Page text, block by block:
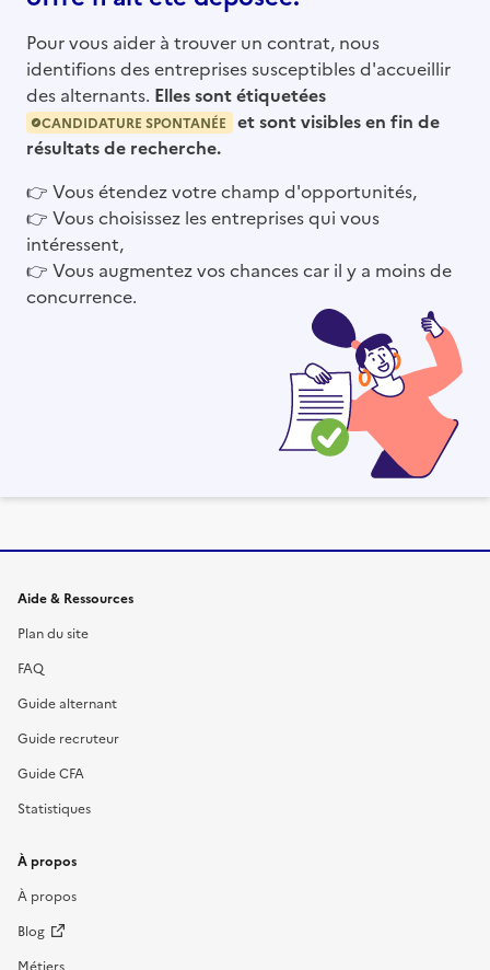
Pour vous aider à trouver un contrat, nous
identifions des entreprises susceptibles d'accueillir
des alternants. Elles sont étiquetées
CANDIDATURE SPONTANÉE
et sont visibles en fin de
résultats de recherche.
👉 Vous étendez votre champ d'opportunités,
👉 Vous choisissez les entreprises qui vous
intéressent,
👉 Vous augmentez vos chances car il y a moins de
concurrence.
Informations et liens du site
Aide & Ressources
Plan du site
FAQ
Guide alternant
Guide recruteur
Guide CFA
Statistiques
À propos
À propos
Blog
Métiers